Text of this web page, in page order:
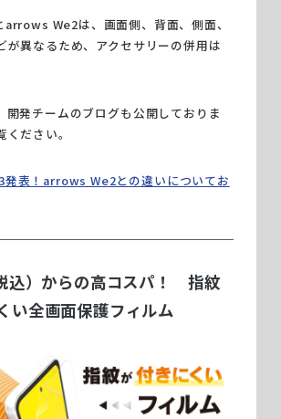
We2は、画面側、背面、側面、
が異なるため、アクセサリーの併用は
開発チームのブログも公開しておりま
ださい。
表！arrows We2との違いについてお
込）からの高コスパ！ 指紋
い全画面保護フィルム